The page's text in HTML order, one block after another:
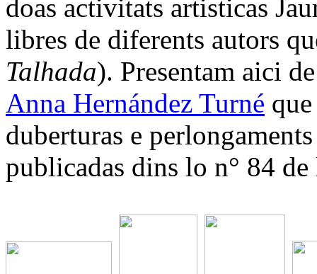
doas activitats artisticas
libres de diferents autors
Talhada). Presentam aici
Anna Hernández Turné
duberturas e
publicadas dins lo n° 84